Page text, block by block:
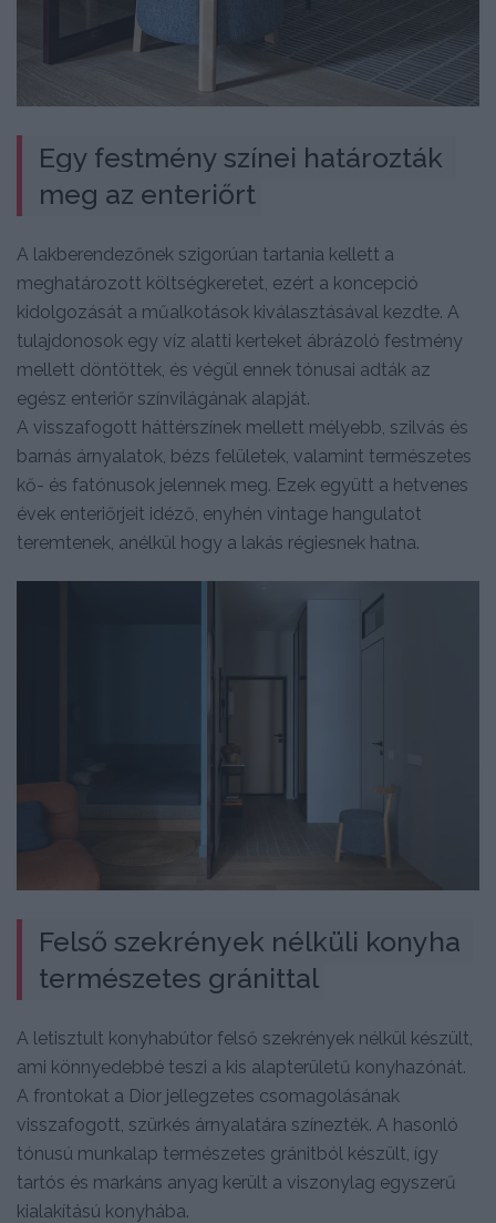
Egy festmény színei határozták
meg az enteriőrt
A lakberendezőnek szigorúan tartania kellett a
meghatározott költségkeretet, ezért a koncepció
kidolgozását a műalkotások kiválasztásával kezdte. A
tulajdonosok egy víz alatti kerteket ábrázoló festmény
mellett döntöttek, és végül ennek tónusai adták az
egész enteriőr színvilágának alapját.
A visszafogott háttérszínek mellett mélyebb, szilvás és
barnás árnyalatok, bézs felületek, valamint természetes
kő- és fatónusok jelennek meg. Ezek együtt a hetvenes
évek enteriőrjeit idéző, enyhén vintage hangulatot
teremtenek, anélkül hogy a lakás régiesnek hatna.
Felső szekrények nélküli konyha
természetes gránittal
A letisztult konyhabútor felső szekrények nélkül készült,
ami könnyedebbé teszi a kis alapterületű konyhazónát.
A frontokat a Dior jellegzetes csomagolásának
visszafogott, szürkés árnyalatára színezték. A hasonló
tónusú munkalap természetes gránitból készült, így
tartós és markáns anyag került a viszonylag egyszerű
kialakítású konyhába.